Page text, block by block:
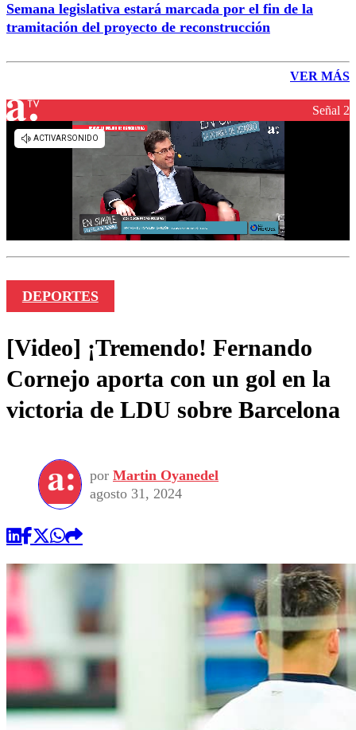
Semana legislativa estará marcada por el fin de la
tramitación del proyecto de reconstrucción
VER MÁS
Señal 2
DEPORTES
[Video] ¡Tremendo! Fernando
Cornejo aporta con un gol en la
victoria de LDU sobre Barcelona
por Martin Oyanedel
agosto 31, 2024